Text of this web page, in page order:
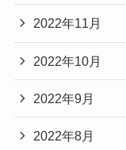
2022年11月
2022年10月
2022年9月
2022年8月